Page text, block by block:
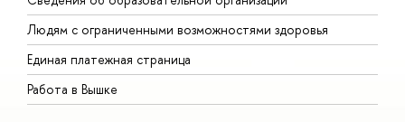
Людям с ограниченными возможностями здоровья
Единая платежная страница
Работа в Вышке